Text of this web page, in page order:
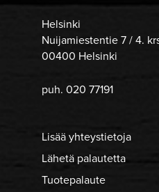
Helsinki
Nuijamiestentie 7 / 4.
00400 Helsinki
puh. 020 77191
Lisää yhteystietoja
Lähetä palautetta
Tuotepalaute